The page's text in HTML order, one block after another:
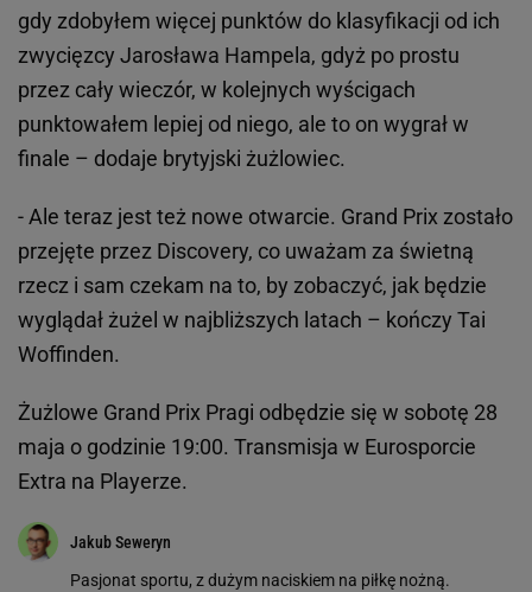
gdy zdobyłem więcej punktów do klasyfikacji od ich
zwycięzcy Jarosława Hampela, gdyż po prostu
przez cały wieczór, w kolejnych wyścigach
punktowałem lepiej od niego, ale to on wygrał w
finale – dodaje brytyjski żużlowiec.
- Ale teraz jest też nowe otwarcie. Grand Prix zostało
przejęte przez Discovery, co uważam za świetną
rzecz i sam czekam na to, by zobaczyć, jak będzie
wyglądał żużel w najbliższych latach – kończy Tai
Woffinden.
Żużlowe Grand Prix Pragi odbędzie się w sobotę 28
maja o godzinie 19:00. Transmisja w Eurosporcie
Extra na Playerze.
Jakub Seweryn
Pasjonat sportu, z dużym naciskiem na piłkę nożną.